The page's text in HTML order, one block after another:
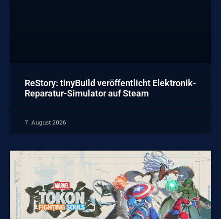
ReStory: tinyBuild veröffentlicht Elektronik-
Reparatur-Simulator auf Steam
7. August 2026